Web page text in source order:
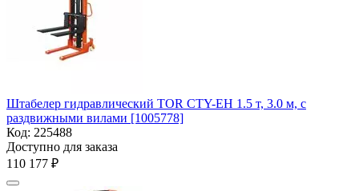
Штабелер гидравлический TOR CTY-EH 1.5 т, 3.0 м, с
раздвижными вилами [1005778]
Код: 225488
Доступно для заказа
110 177 ₽